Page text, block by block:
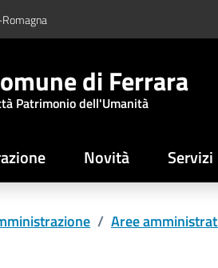
di Ferrara
Patrimonio dell'Umanità
Novità Servizi
/ Aree